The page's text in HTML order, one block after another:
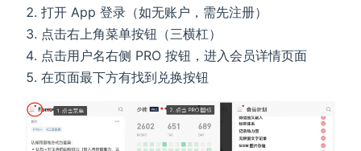
打开 App 登录（如无账户，需先注册）
点击右上角菜单按钮（三横杠）
点击用户名右侧 PRO 按钮，进入会员详情页面
在页面最下方有找到兑换按钮